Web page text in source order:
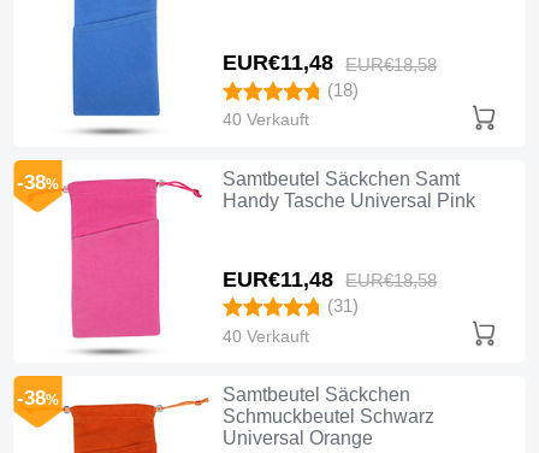
EUR€11,48 EUR€18,58
(18)
40 Verkauft
Samtbeutel Säckchen Samt
Handy Tasche Universal Pink
EUR€11,48 EUR€18,58
-38%
(31)
40 Verkauft
Samtbeutel Säckchen
Schmuckbeutel Schwarz
Universal Orange
-38%